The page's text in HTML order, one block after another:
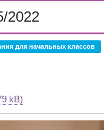
НОВАЯ ЭПИДЕМИЯ
С 1 СЕНТЯБРЯ 2026
Д.3 (МОДУЛЬНОЕ
для начальных классов